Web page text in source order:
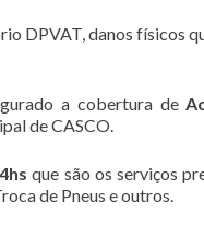
DPVAT, danos físicos
a cobertura de
de CASCO.
que são os serviços
de Pneus e outros.